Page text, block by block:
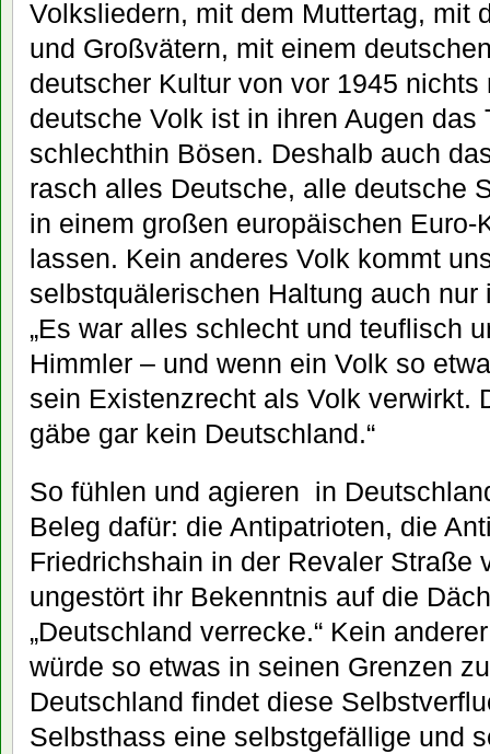
Volksliedern, mit dem Muttertag, mit
und Großvätern, mit einem
deutscher Kultur von vor 1945
deutsche Volk ist in ihren Augen das
schlechthin Bösen. Deshalb auch
rasch alles Deutsche, alle deutsche
in einem großen europäischen
lassen. Kein anderes Volk kommt
selbstquälerischen Haltung auch nur
„Es war alles schlecht und teuflisch
Himmler – und wenn ein Volk so
sein Existenzrecht als Volk verwirkt.
gäbe gar kein Deutschland.“
So fühlen und agieren in
Beleg dafür: die Antipatrioten, die
Friedrichshain in der Revaler Straße
ungestört ihr Bekenntnis auf die
„Deutschland verrecke.“ Kein
würde so etwas in seinen Grenzen
Deutschland findet diese
Selbsthass eine selbstgefällige und